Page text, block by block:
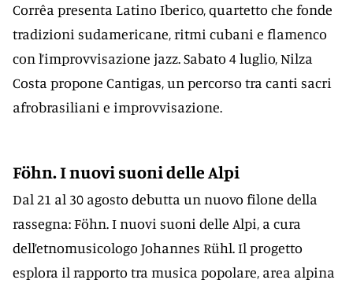
Corrêa presenta Latino Iberico, quartetto che fonde
tradizioni sudamericane, ritmi cubani e flamenco
con l’improvvisazione jazz. Sabato 4 luglio, Nilza
Costa propone Cantigas, un percorso tra canti sacri
afrobrasiliani e improvvisazione.
Föhn. I nuovi suoni delle Alpi
Dal 21 al 30 agosto debutta un nuovo filone della
rassegna: Föhn. I nuovi suoni delle Alpi, a cura
dell’etnomusicologo Johannes Rühl. Il progetto
esplora il rapporto tra musica popolare, area alpina